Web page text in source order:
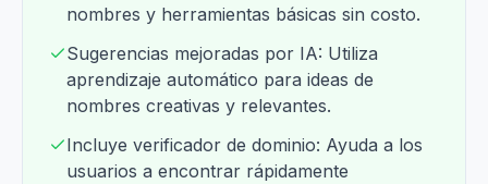
nombres y herramientas básicas sin costo.
Sugerencias mejoradas por IA: Utiliza
aprendizaje automático para ideas de
nombres creativas y relevantes.
Incluye verificador de dominio: Ayuda a los
usuarios a encontrar rápidamente